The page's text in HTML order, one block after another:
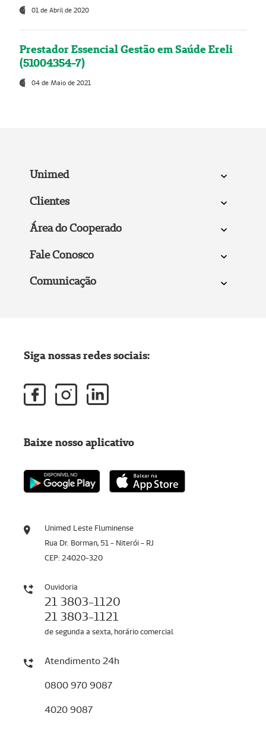
01 de Abril de 2020
Prestador Essencial Gestão em Saúde Ereli
(51004354-7)
04 de Maio de 2021
Unimed
Clientes
Área do Cooperado
Fale Conosco
Comunicação
Unimed Leste Fluminense
Rua Dr. Borman, 51 - Niterói - RJ
CEP: 24020-320
Ouvidoria
21 3803-1120
21 3803-1121
de segunda a sexta, horário comercial
Atendimento 24h
0800 970 9087
4020 9087
Siga nossas redes sociais:
Baixe nosso aplicativo